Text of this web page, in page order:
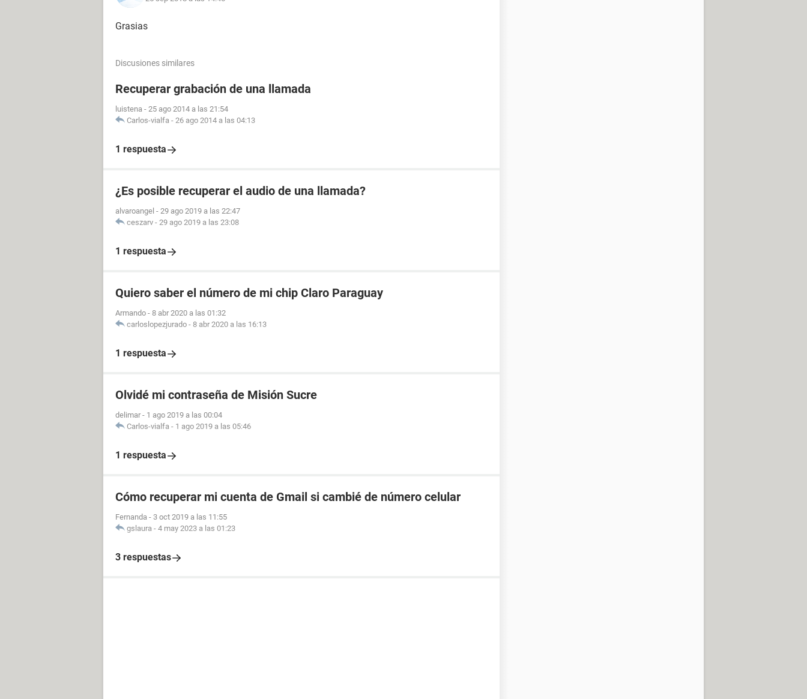
Grasias
Discusiones similares
Recuperar grabación de una llamada
luistena - 25 ago 2014 a las 21:54
Carlos-vialfa - 26 ago 2014 a las 04:13
1 respuesta
¿Es posible recuperar el audio de una llamada?
alvaroangel - 29 ago 2019 a las 22:47
ceszarv - 29 ago 2019 a las 23:08
1 respuesta
Quiero saber el número de mi chip Claro Paraguay
Armando - 8 abr 2020 a las 01:32
carloslopezjurado - 8 abr 2020 a las 16:13
1 respuesta
Olvidé mi contraseña de Misión Sucre
delimar - 1 ago 2019 a las 00:04
Carlos-vialfa - 1 ago 2019 a las 05:46
1 respuesta
Cómo recuperar mi cuenta de Gmail si cambié de número celular
Fernanda - 3 oct 2019 a las 11:55
gslaura - 4 may 2023 a las 01:23
3 respuestas